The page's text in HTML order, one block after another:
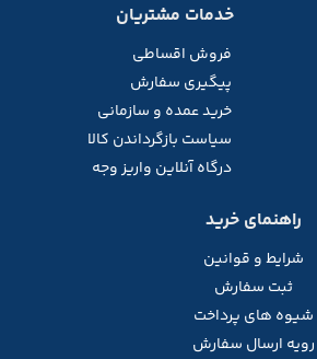
خدمات مشتریان
فروش اقساطی
پیگیری سفارش
خرید عمده و سازمانی
سیاست بازگرداندن کالا
درگاه آنلاین واریز وجه
راهنمای خرید
شرایط و قوانین
ثبت سفارش
شیوه های پرداخت
رویه ارسال سفارش